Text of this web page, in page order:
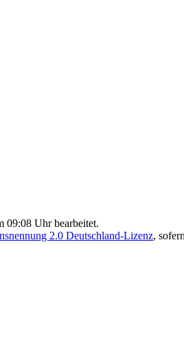
09:08 Uhr bearbeitet.
2.0 Deutschland-Lizenz,